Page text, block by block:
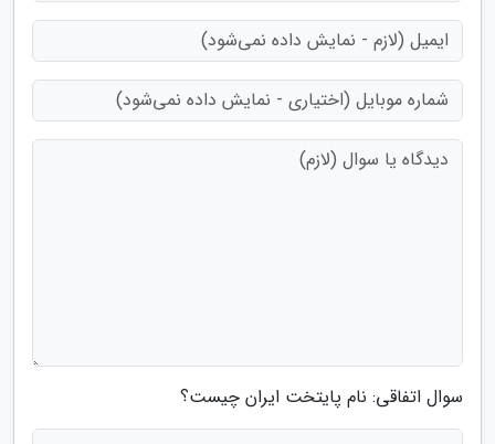
سوال اتفاقی: نام پایتخت ایران چیست؟